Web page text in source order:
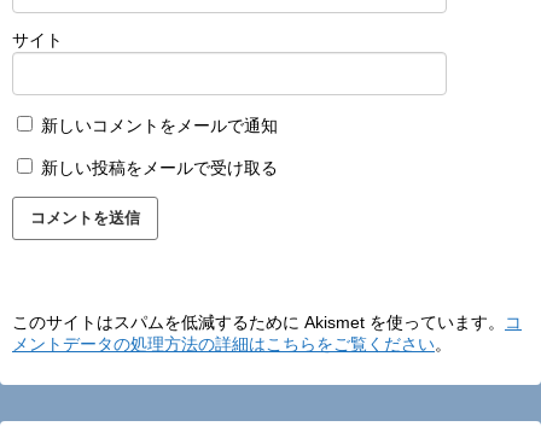
サイト
新しいコメントをメールで通知
新しい投稿をメールで受け取る
このサイトはスパムを低減するために Akismet を使っています。
コ
メントデータの処理方法の詳細はこちらをご覧ください。